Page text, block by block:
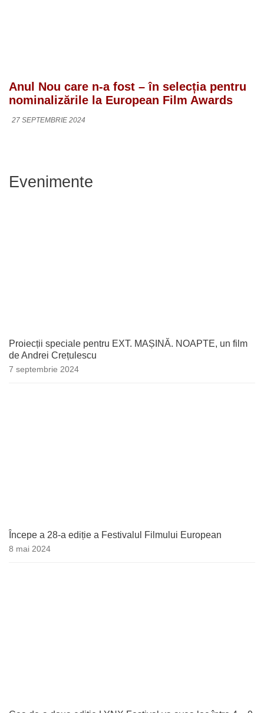
Anul Nou care n-a fost – în selecția pentru
nominalizările la European Film Awards
27 SEPTEMBRIE 2024
Evenimente
Proiecții speciale pentru EXT. MAȘINĂ. NOAPTE, un film
de Andrei Crețulescu
7 septembrie 2024
Începe a 28-a ediție a Festivalul Filmului European
8 mai 2024